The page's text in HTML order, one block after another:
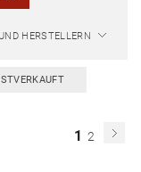
HERSTELLERN
1 2